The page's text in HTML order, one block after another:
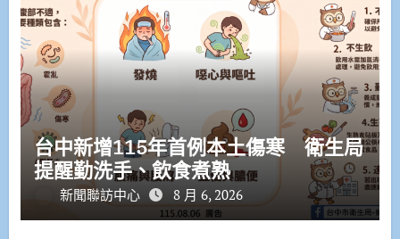
台中新增115年首例本土傷寒 衛生局
提醒勤洗手、飲食煮熟
新聞聯訪中心 8 月 6, 2026